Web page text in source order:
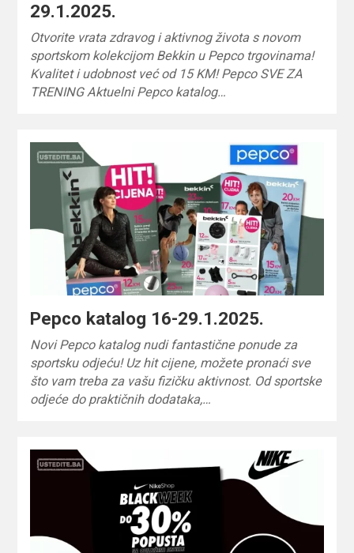
29.1.2025.
Otvorite vrata zdravog i aktivnog života s novom
sportskom kolekcijom Bekkin u Pepco trgovinama!
Kvalitet i udobnost već od 15 KM! Pepco SVE ZA
TRENING Aktuelni Pepco katalog…
Pepco katalog 16-29.1.2025.
Novi Pepco katalog nudi fantastične ponude za
sportsku odjeću! Uz hit cijene, možete pronaći sve
što vam treba za vašu fizičku aktivnost. Od sportske
odjeće do praktičnih dodataka,…